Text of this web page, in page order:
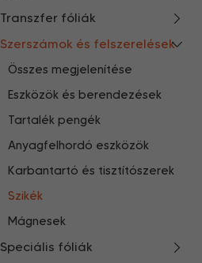
Transzfer fóliák
Szerszámok és felszerelések
Összes megjelenítése
Eszközök és berendezések
Tartalék pengék
Anyagfelhordó eszközök
Karbantartó és tisztítószerek
Szikék
Mágnesek
Speciális fóliák